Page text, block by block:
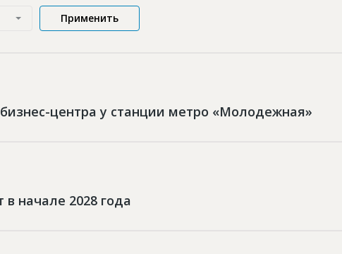
центра у станции метро «Молодежная»
начале 2028 года